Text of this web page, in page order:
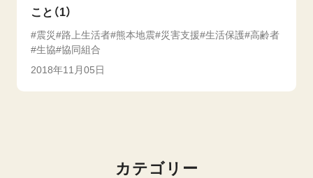
こと（1）
震災 路上生活者 熊本地震 災害支援 生活保護
高齢者
生協 協同組合
2018年11月05日
カテゴリー